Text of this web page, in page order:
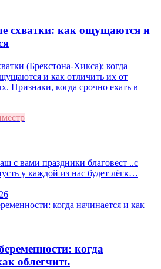
схватки: как ощущаются и
(Брекстона-Хикса): когда
и как отличить их от
Признаки, когда срочно ехать в
с вами праздники благовест ..с
у каждой из нас будет лёгк…
когда
облегчить